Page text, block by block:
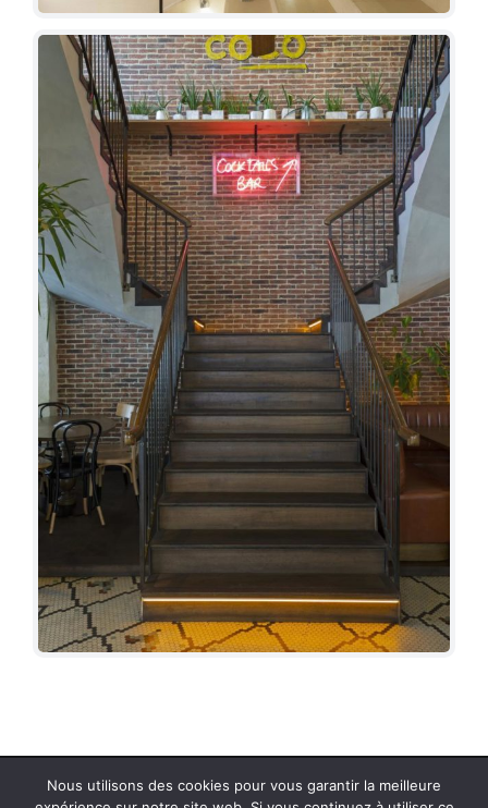
Copyright 2025 - Métal System -Mentions Légales -Politique
Nous utilisons des cookies pour vous garantir la meilleure